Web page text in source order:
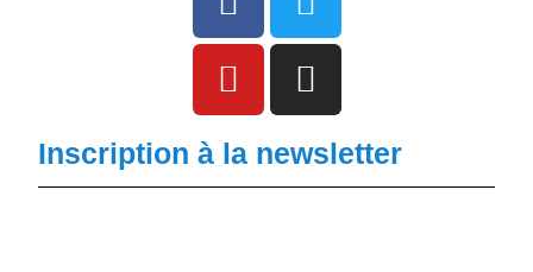
Inscription à la newsletter